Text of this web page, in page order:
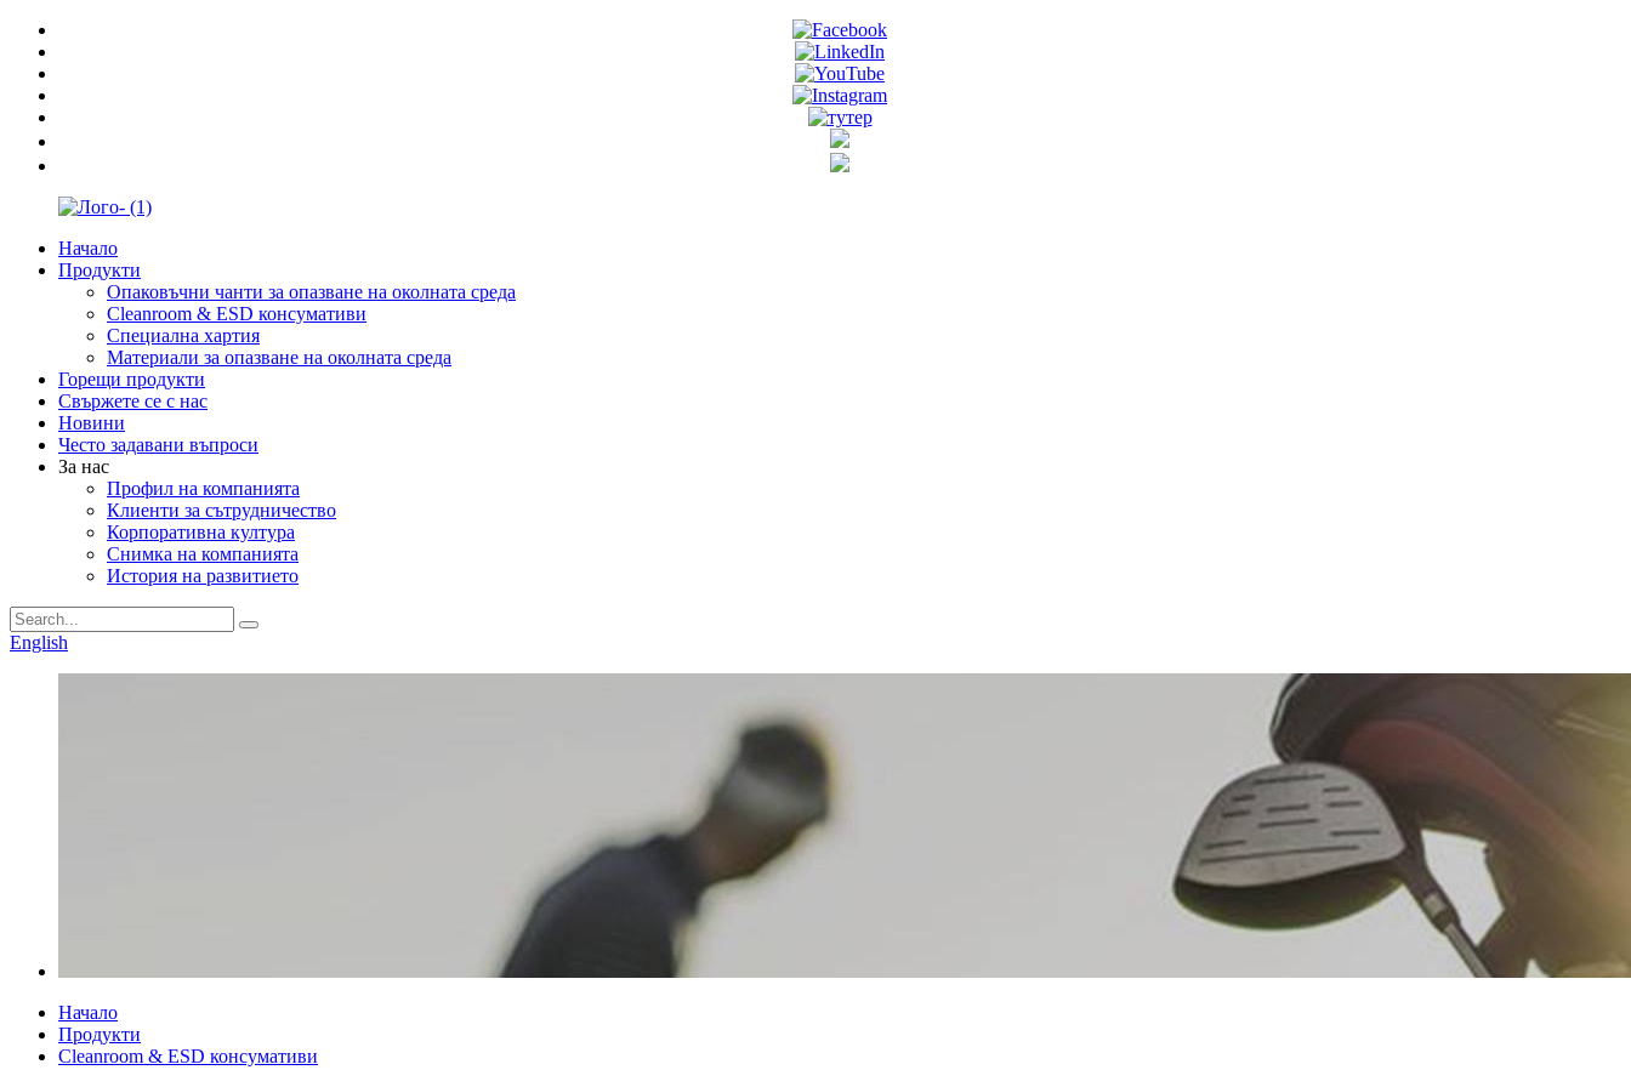
Начало
Продукти
Опаковъчни чанти за опазване на околната среда
Cleanroom & ESD консумативи
Специална хартия
Материали за опазване на околната среда
Горещи продукти
Свържете се с нас
Новини
Често задавани въпроси
За нас
Профил на компанията
Клиенти за сътрудничество
Корпоративна култура
Снимка на компанията
История на развитието
English
Начало
Продукти
Cleanroom & ESD консумативи